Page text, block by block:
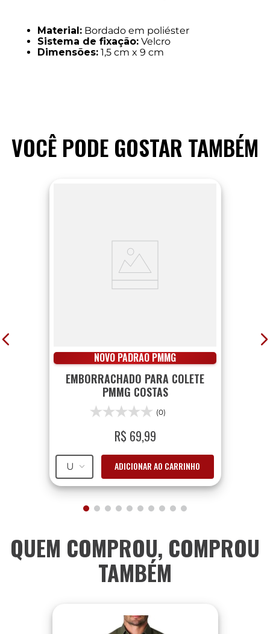
Material: Bordado em poliéster
Sistema de fixação: Velcro
Dimensões: 1,5 cm x 9 cm
VOCÊ PODE GOSTAR TAMBÉM
NOVO PADRÃO PMMG
EMBORRACHADO PARA COLETE
PMMG COSTAS
(0)
R$ 69,99
U ADICIONAR AO CARRINHO
QUEM COMPROU, COMPROU
TAMBÉM